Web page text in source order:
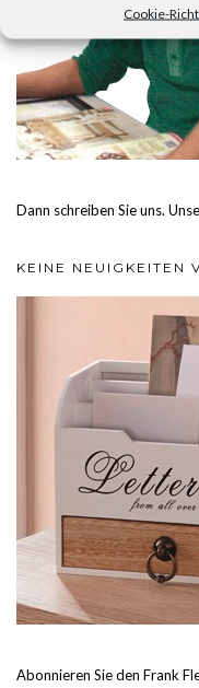
Cookie-
Dann schreiben Sie uns.
KEINE NEUIGKEITEN
Abonnieren Sie den Frank